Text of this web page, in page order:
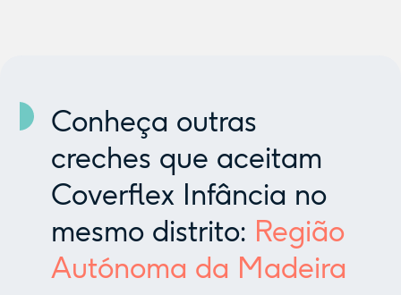
Conheça outras
creches que aceitam
Coverflex Infância no
mesmo distrito: Região
Autónoma da Madeira